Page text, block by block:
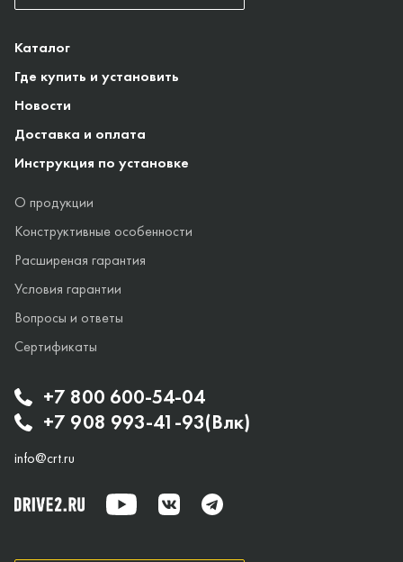
+7 800 600-54-04
+7 908 993-41-93(Влк)
info@crt.ru
Каталог
Где купить и установить
Новости
Доставка и оплата
Инструкция по установке
О продукции
Конструктивные особенности
Расширеная гарантия
Условия гарантии
Вопросы и ответы
Сертификаты